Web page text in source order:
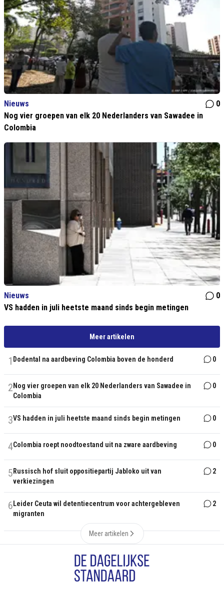
Nieuws
0
Nog vier groepen van elk 20 Nederlanders van Sawadee in
Colombia
Nieuws
0
VS hadden in juli heetste maand sinds begin metingen
Meer artikelen
1 Dodental na aardbeving Colombia boven de honderd 0
2 Nog vier groepen van elk 20 Nederlanders van Sawadee in
Colombia
0
3VS hadden in juli heetste maand sinds begin metingen 0
4Colombia roept noodtoestand uit na zware aardbeving 0
5 Russisch hof sluit oppositiepartij Jabloko uit van
verkiezingen
2
6 Leider Ceuta wil detentiecentrum voor achtergebleven
migranten
2
Meer artikelen